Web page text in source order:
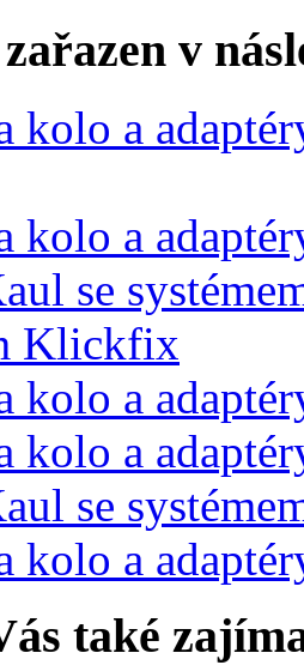
v
kolo a
kolo a
se
Klickfix
kolo a
kolo a
se
kolo a
také